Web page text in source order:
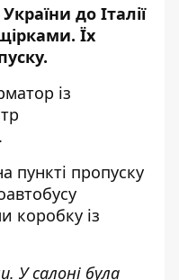
до Італії
Їх
із
.
пункті пропуску
коробку із
У салоні була